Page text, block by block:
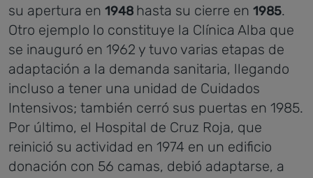
su apertura en 1948 hasta su cierre en 1985.
Otro ejemplo lo constituye la Clínica Alba que
se inauguró en 1962 y tuvo varias etapas de
adaptación a la demanda sanitaria, llegando
incluso a tener una unidad de Cuidados
Intensivos; también cerró sus puertas en 1985.
Por último, el Hospital de Cruz Roja, que
reinició su actividad en 1974 en un edificio
donación con 56 camas, debió adaptarse, a